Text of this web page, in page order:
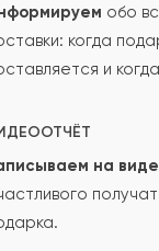
опубликован
спам.
обо
когда
и
на